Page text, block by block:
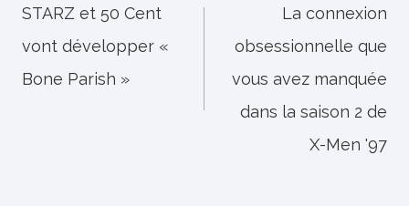
de
l’article
STARZ et 50 Cent
vont développer «
Bone Parish »
La connexion
obsessionnelle que
vous avez manquée
dans la saison 2 de
X-Men '97